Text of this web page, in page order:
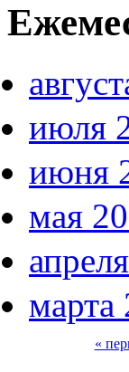
июля
июня
мая
марта
«